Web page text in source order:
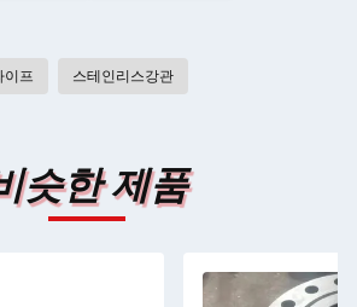
이프 스테인리스강관
슷한 제품